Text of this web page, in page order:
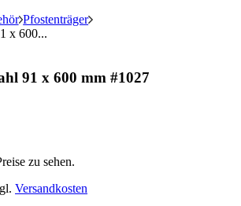
Pfostenträger
x 600...
91 x 600 mm #1027
zu sehen.
Versandkosten